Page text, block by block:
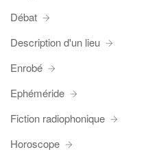
Débat
Description d'un lieu
Enrobé
Ephéméride
Fiction radiophonique
Horoscope